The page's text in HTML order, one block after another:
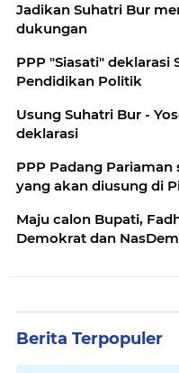
Jadikan Suhatri Bur
dukungan
PPP "Siasati" deklarasi
Pendidikan Politik
Usung Suhatri Bur -
deklarasi
PPP Padang
yang akan diusung di
Maju calon Bupati,
Demokrat dan NasDem
Berita Terpopuler